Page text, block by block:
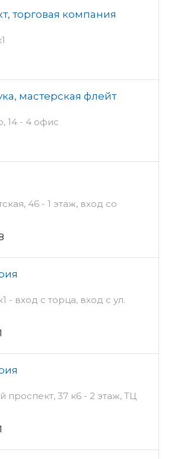
торговая компания
мастерская флейт
14 - 4 офис
46 - 1 этаж, вход со
- вход с торца, вход с ул.
проспект, 37 к6 - 2 этаж, ТЦ